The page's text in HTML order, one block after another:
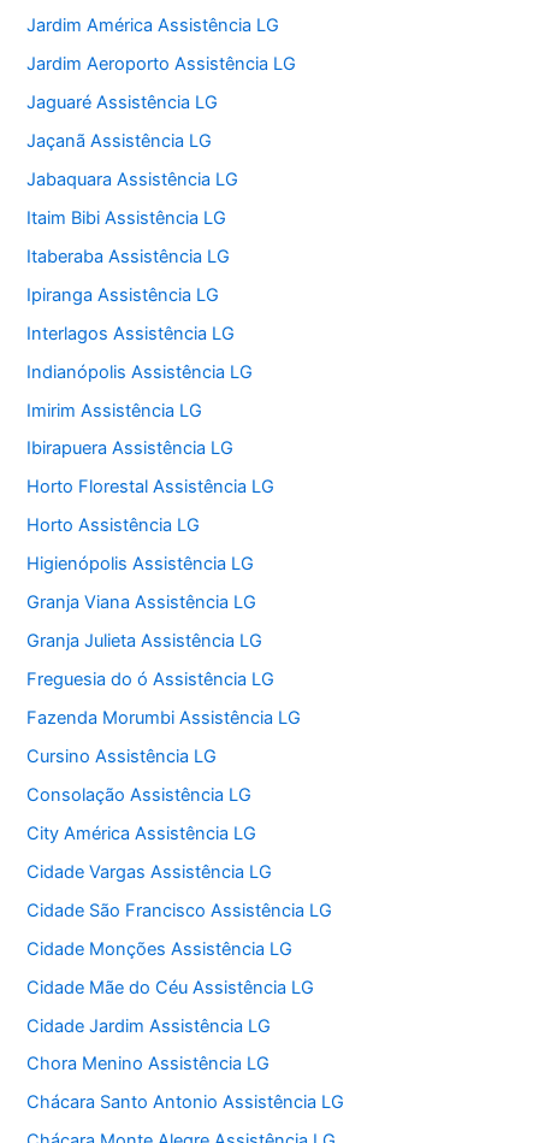
Jardim América Assistência LG
Jardim Aeroporto Assistência LG
Jaguaré Assistência LG
Jaçanã Assistência LG
Jabaquara Assistência LG
Itaim Bibi Assistência LG
Itaberaba Assistência LG
Ipiranga Assistência LG
Interlagos Assistência LG
Indianópolis Assistência LG
Imirim Assistência LG
Ibirapuera Assistência LG
Horto Florestal Assistência LG
Horto Assistência LG
Higienópolis Assistência LG
Granja Viana Assistência LG
Granja Julieta Assistência LG
Freguesia do ó Assistência LG
Fazenda Morumbi Assistência LG
Cursino Assistência LG
Consolação Assistência LG
City América Assistência LG
Cidade Vargas Assistência LG
Cidade São Francisco Assistência LG
Cidade Monções Assistência LG
Cidade Mãe do Céu Assistência LG
Cidade Jardim Assistência LG
Chora Menino Assistência LG
Chácara Santo Antonio Assistência LG